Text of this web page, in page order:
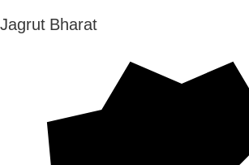
Jagrut Bharat